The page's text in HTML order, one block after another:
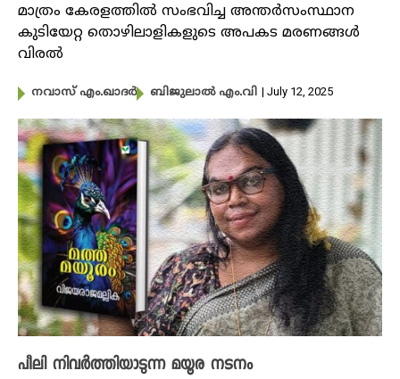
മാത്രം കേരളത്തിൽ സംഭവിച്ച അന്തർസംസ്ഥാന
കുടിയേറ്റ തൊഴിലാളികളുടെ അപകട മരണങ്ങൾ
വിരൽ
നവാസ് എം.ഖാദർ ബിജുലാൽ എം.വി | July 12, 2025
പീലി നിവർത്തിയാടുന്ന മയൂര നടനം